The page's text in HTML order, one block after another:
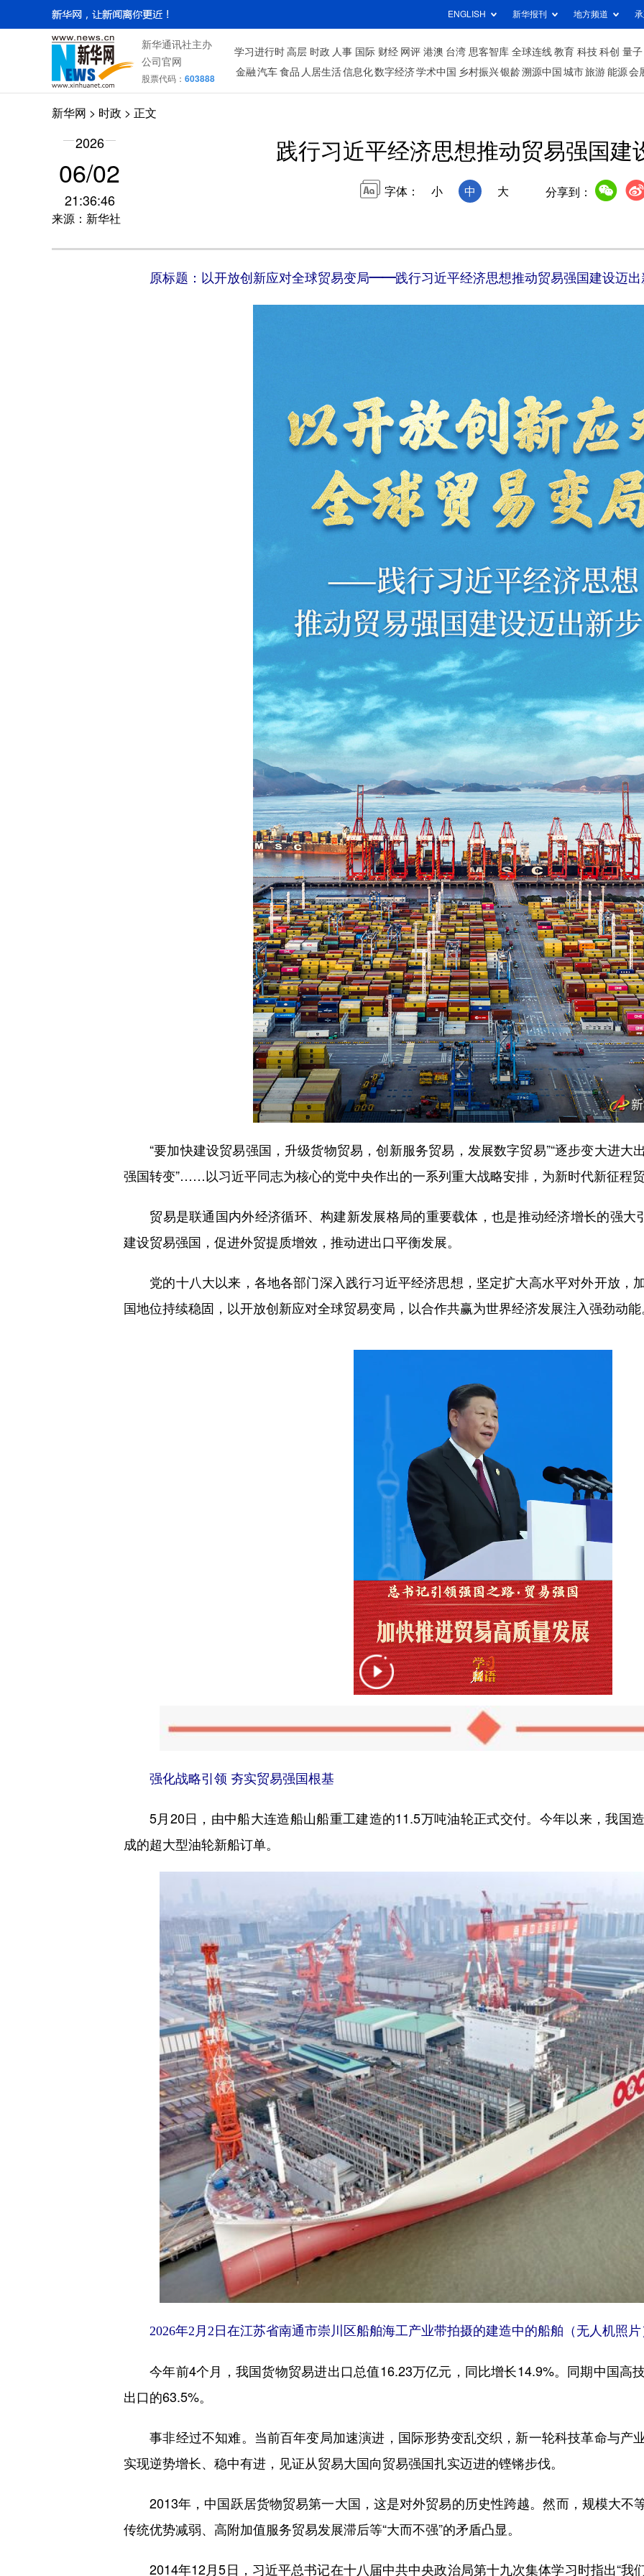
ENGLISH 新华报刊 地方频道
新华通讯社主办
公司官网
股票代码： 603888
学习进行时 高层 时政 人事 国际 财经 网评 港澳 台湾 思客智库 全球连线 教育 科技 科创 量子
金融 汽车 食品 人居生活信息化数字经济学术中国 乡村振兴银龄溯源中国 城市旅游 能源 会
新华网 > 时政 > 正文
2026
06/02
21:36:46
来源：新华社
践行习近平经济思想推动贸易强国建
字体： 小 中 大 分享到：
原标题：以开放创新应对全球贸易变局——践行习近平经济思想推动贸易强国建设迈出
“要加快建设贸易强国，升级货物贸易，创新服务贸易，发展数字贸易”“逐步变大进大
强国转变”……以习近平同志为核心的党中央作出的一系列重大战略安排，为新时代新征程
贸易是联通国内外经济循环、构建新发展格局的重要载体，也是推动经济增长的强大
建设贸易强国，促进外贸提质增效，推动进出口平衡发展。
党的十八大以来，各地各部门深入践行习近平经济思想，坚定扩大高水平对外开放，
国地位持续稳固，以开放创新应对全球贸易变局，以合作共赢为世界经济发展注入强劲动能
强化战略引领 夯实贸易强国根基
5月20日，由中船大连造船山船重工建造的11.5万吨油轮正式交付。今年以来，我国
成的超大型油轮新船订单。
2026年2月2日在江苏省南通市崇川区船舶海工产业带拍摄的建造中的船舶（无人机照片
今年前4个月，我国货物贸易进出口总值16.23万亿元，同比增长14.9%。同期中国高
出口的63.5%。
事非经过不知难。当前百年变局加速演进，国际形势变乱交织，新一轮科技革命与产
实现逆势增长、稳中有进，见证从贸易大国向贸易强国扎实迈进的铿锵步伐。
2013年，中国跃居货物贸易第一大国，这是对外贸易的历史性跨越。然而，规模大不
传统优势减弱、高附加值服务贸易发展滞后等“大而不强”的矛盾凸显。
2014年12月5日，习近平总书记在十八届中共中央政治局第十九次集体学习时指出“我